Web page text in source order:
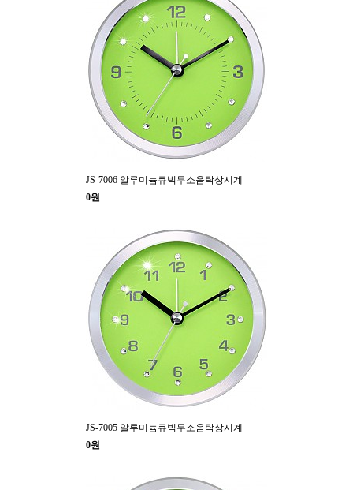
JS-7006 알루미늄큐빅무소음탁상시계
0원
JS-7005 알루미늄큐빅무소음탁상시계
0원